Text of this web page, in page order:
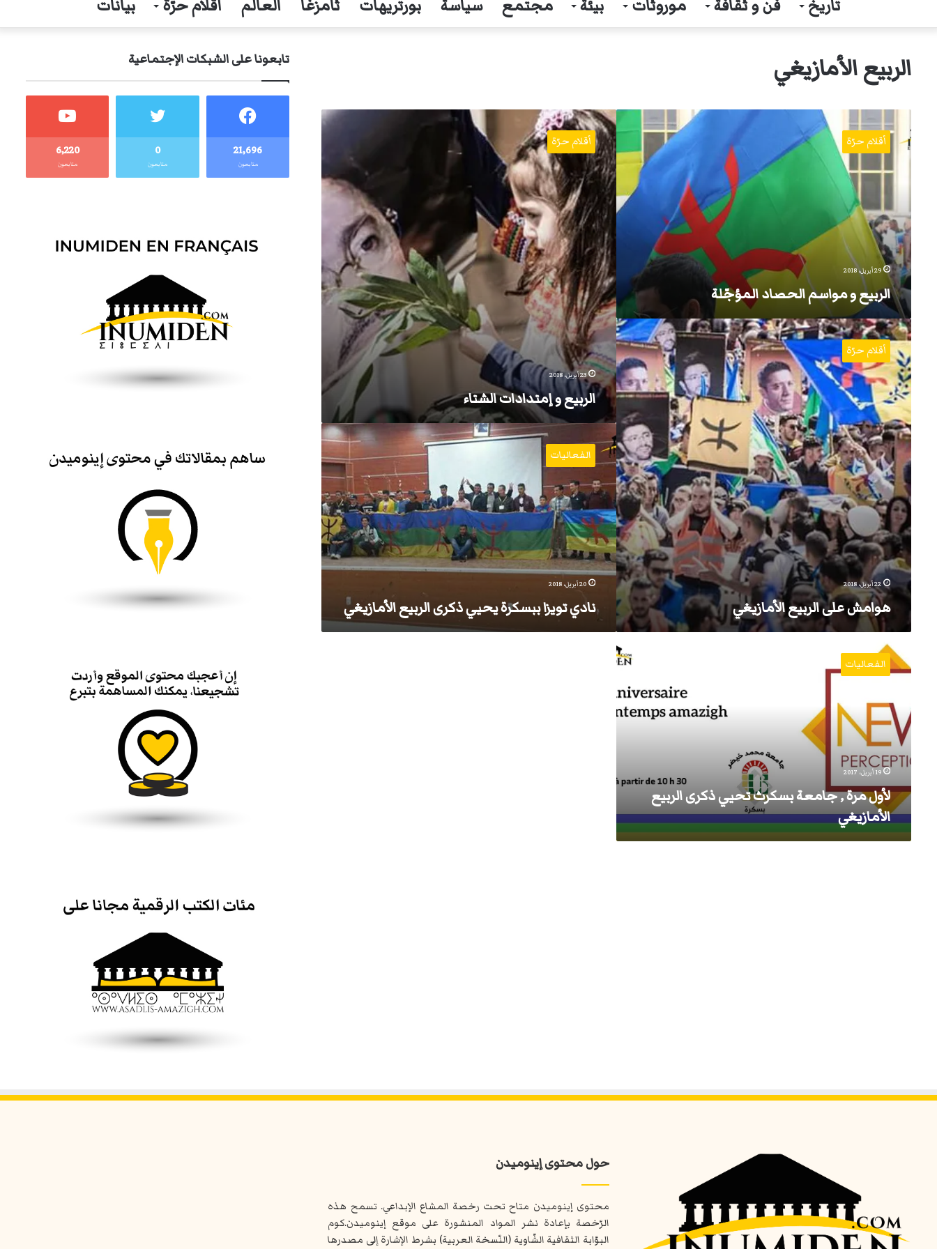
تاريخ فن و ثقافة موروثات بيئة مجتمع سياسة بورتريهات ثامزغا العالم أقلام حرّة بيانات
الربيع الأمازيغي
و
مواسم
الحصاد
المؤجّلة
أقلام حرّة
29 أبريل، 2018
الربيع و مواسم الحصاد المؤجّلة
الربيع
و
إمتدادات
الشتاء
أقلام حرّة
23 أبريل، 2018
الربيع و إمتدادات الشتاء
هوامش
على
الربيع
الأمازيغي
أقلام حرّة
22 أبريل، 2018
هوامش على الربيع الأمازيغي
نادي
تويزا
ببسكرة
يحيي
ذكرى
الربيع
الأمازيغي
الفعاليات
20 أبريل، 2018
نادي تويزا ببسكرة يحيي ذكرى الربيع الأمازيغي
مرة
,
تحيي
ذكرى
الربيع
الأمازيغي
الفعاليات
19 أبريل، 2017
لأول مرة , جامعة بسكرث تحيي ذكرى الربيع
الأمازيغي
تابعونا على الشبكات الإجتماعية
21٬696
متابعون
0
متابعون
6٬220
متابعون
حول محتوى إينوميدن
محتوى إينوميدن متاح تحت رخصة المشاع الإبداعي. تسمح هذه
الرّخصة بإعادة نشر المواد المنشورة على موقع إينوميدن.كوم
البوّابة الثقافية الشّاوية (النّسخة العربية) بشرط الإشارة إلى مصدرها